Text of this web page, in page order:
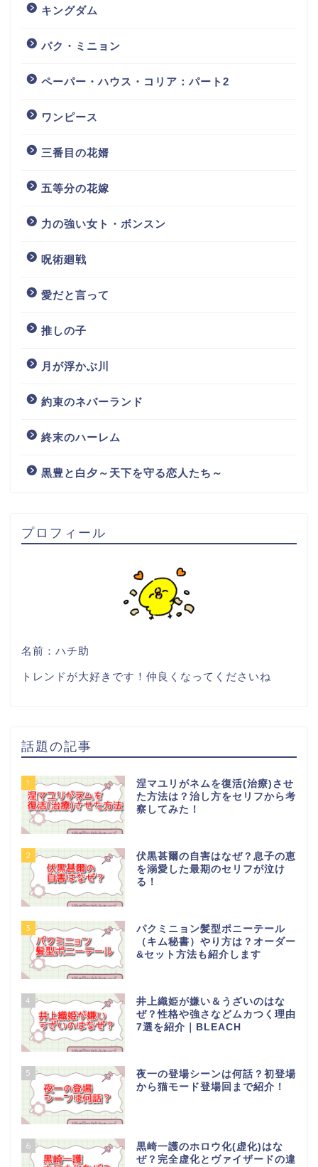
キングダム
パク・ミニョン
ペーパー・ハウス・コリア：パート2
ワンピース
三番目の花婿
五等分の花嫁
力の強い女ト・ボンスン
呪術廻戦
愛だと言って
推しの子
月が浮かぶ川
約束のネバーランド
終末のハーレム
黒豊と白夕～天下を守る恋人たち～
プロフィール
名前：ハチ助
トレンドが大好きです！仲良くなってくださいね
話題の記事
1
涅マユリがネムを復活(治療)させ
た方法は？治し方をセリフから考
察してみた！
2
伏黒甚爾の自害はなぜ？息子の恵
を溺愛した最期のセリフが泣け
る！
3
パクミニョン髪型ポニーテール
（キム秘書）やり方は？オーダー
&セット方法も紹介します
4
井上織姫が嫌い＆うざいのはな
ぜ？性格や強さなどムカつく理由
7選を紹介｜BLEACH
5
夜一の登場シーンは何話？初登場
から猫モード登場回まで紹介！
6
黒崎一護のホロウ化(虚化)はな
ぜ？完全虚化とヴァイザードの違